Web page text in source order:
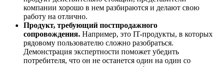
компании хорошо в нем разбираются и делают свою
работу на отлично.
Продукт, требующий постпродажного
сопровождения. Например, это IT-продукты, в которых
рядовому пользователю сложно разобраться.
Демонстрация экспертности поможет убедить
потребителя, что он не останется один на один со